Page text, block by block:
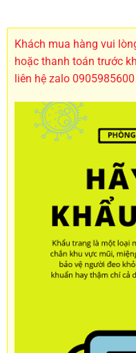
Khách mua hàng vui
hoặc thanh toán trước
liên hệ zalo 0905985600